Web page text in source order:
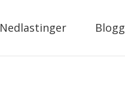
Nedlastinger Blogg